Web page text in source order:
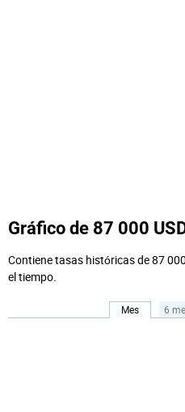
Gráfico de 87 000
Contiene tasas históricas de 87
el tiempo.
Mes 6